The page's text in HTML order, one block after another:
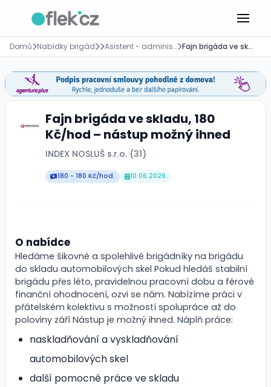
Domů Nabídky brigád Asistent - administrativa Fajn brigáda ve skladu, 180 Kč/hod – nástup možný ihned
Fajn brigáda ve skladu, 180
Kč/hod – nástup možný ihned
INDEX NOSLUŠ s.r.o. (31)
180 - 180 Kč/hod. 10.06.2026
O nabídce
Hledáme šikovné a spolehlivé brigádníky na brigádu
do skladu automobilových skel Pokud hledáš stabilní
brigádu přes léto, pravidelnou pracovní dobu a férové
finanční ohodnocení, ozvi se nám. Nabízíme práci v
přátelském kolektivu s možností spolupráce až do
poloviny září Nástup je možný ihned. Náplň práce:
naskladňování a vyskladňování
automobilových skel
další pomocné práce ve skladu